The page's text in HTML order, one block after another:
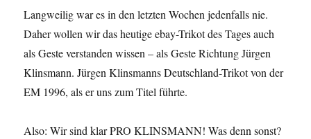
Langweilig war es in den letzten Wochen jedenfalls nie.
Daher wollen wir das heutige ebay-Trikot des Tages auch
als Geste verstanden wissen – als Geste Richtung Jürgen
Klinsmann. Jürgen Klinsmanns Deutschland-Trikot von der
EM 1996, als er uns zum Titel führte.
Also: Wir sind klar PRO KLINSMANN! Was denn sonst?